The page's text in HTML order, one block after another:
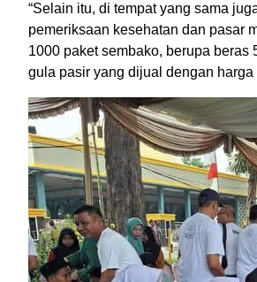
“Selain itu, di tempat yang sama
pemeriksaan kesehatan dan pasar
1000 paket sembako, berupa beras
gula pasir yang dijual dengan